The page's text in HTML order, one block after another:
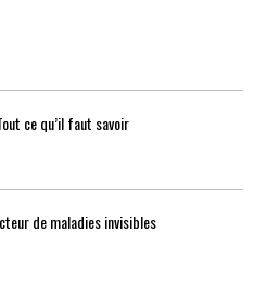
ce qu’il faut savoir
de maladies invisibles